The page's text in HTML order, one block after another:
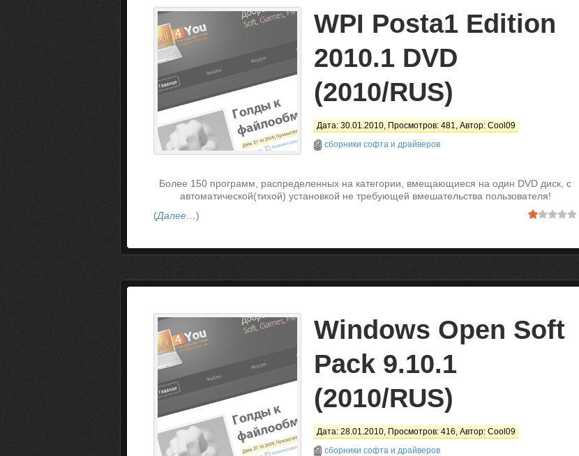
WPI Posta1 Edition
2010.1 DVD
(2010/RUS)
Дата: 30.01.2010, Просмотров: 481, Автор: Cool09
сборники софта и драйверов
Более 150 программ, распределенных на категории, вмещающиеся на один DVD диск, с
автоматической(тихой) установкой не требующей вмешательства пользователя!
(Далее…)
Windows Open Soft
Pack 9.10.1
(2010/RUS)
Дата: 28.01.2010, Просмотров: 416, Автор: Cool09
сборники софта и драйверов